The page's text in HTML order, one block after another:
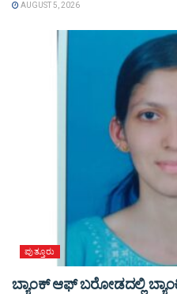
AUGUST 5, 2026
ಪುತ್ತೂರು
ಬ್ಯಾಂಕ್ ಆಫ್ ಬರೋಡದಲ್ಲಿ